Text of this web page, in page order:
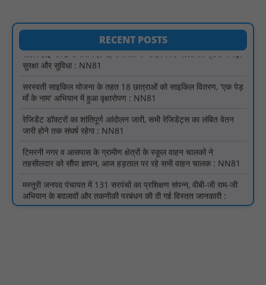
RECENT POSTS
सोलर हाई मास्ट से रोशन हो रहे वनांचल के गांव, नियद नेल्लानार ग्रामों में बढ़ी
सुरक्षा और सुविधा : NN81
सरस्वती साइकिल योजना के तहत 18 छात्राओं को साइकिल वितरण, 'एक पेड़
माँ के नाम' अभियान में हुआ वृक्षारोपण : NN81
रेजिडेंट डॉक्टरों का शांतिपूर्ण आंदोलन जारी, सभी रेजिडेंट्स का लंबित वेतन
जारी होने तक संघर्ष रहेगा : NN81
टिमरनी नगर व आसपास के ग्रामीण क्षेत्रों के स्कूल वाहन चालकों ने
तहसीलदार को सौंपा ज्ञापन, आज हड़ताल पर रहे सभी वाहन चालक : NN81
मस्तूरी जनपद पंचायत में 131 सरपंचों का प्रशिक्षण संपन्न, वीबी-जी राम-जी
अभियान के बदलावों और तकनीकी प्रबंधन की दी गई विस्तृत जानकारी :
NN81
गुरु रविदास महाराज की 650वीं जयंती पर ‘कलश वंदन यात्रा’ का भव्य स्वागत